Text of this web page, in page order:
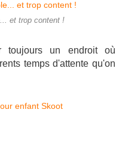
et trop content !
toujours un endroit où
temps d'attente qu'on